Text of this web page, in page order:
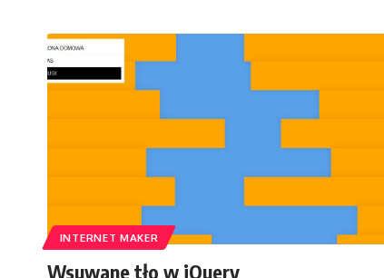
INTERNET MAKER
Wsuwane tło w jQuery